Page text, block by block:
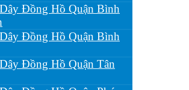
Đồng Hồ Quận Bình
Đồng Hồ Quận Bình
Đồng Hồ Quận Tân